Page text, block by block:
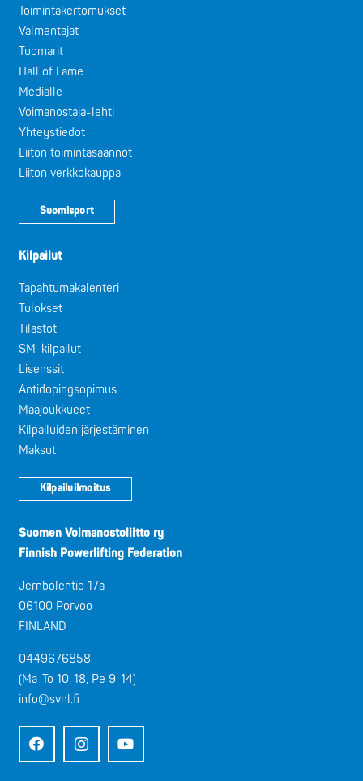
Toimintakertomukset
Valmentajat
Tuomarit
Hall of Fame
Medialle
Voimanostaja-lehti
Yhteystiedot
Liiton toimintasäännöt
Liiton verkkokauppa
Suomisport
Kilpailut
Tapahtumakalenteri
Tulokset
Tilastot
SM-kilpailut
Lisenssit
Antidopingsopimus
Maajoukkueet
Kilpailuiden järjestäminen
Maksut
Kilpailuilmoitus
Suomen Voimanostoliitto ry
Finnish Powerlifting Federation
Jernbölentie 17a
06100 Porvoo
FINLAND
0449676858
(Ma-To 10-18, Pe 9-14)
info@svnl.fi